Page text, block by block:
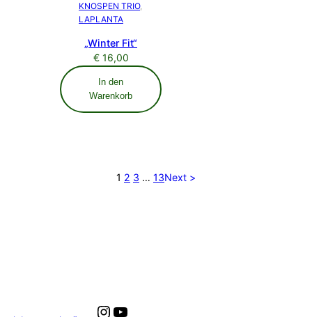
KNOSPEN TRIO
LAPLANTA
„Winter Fit“
€16,00
In den
Warenkorb
1 2 3 … 13Next >
Instagram
YouTube